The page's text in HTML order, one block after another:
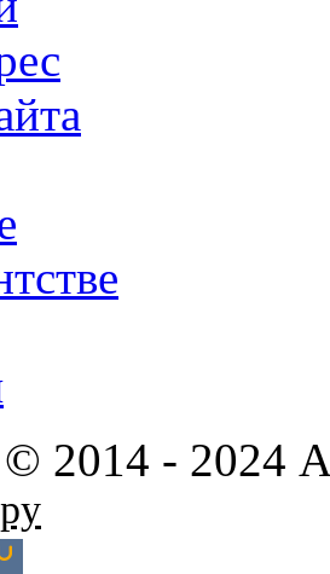
2014 - 2024